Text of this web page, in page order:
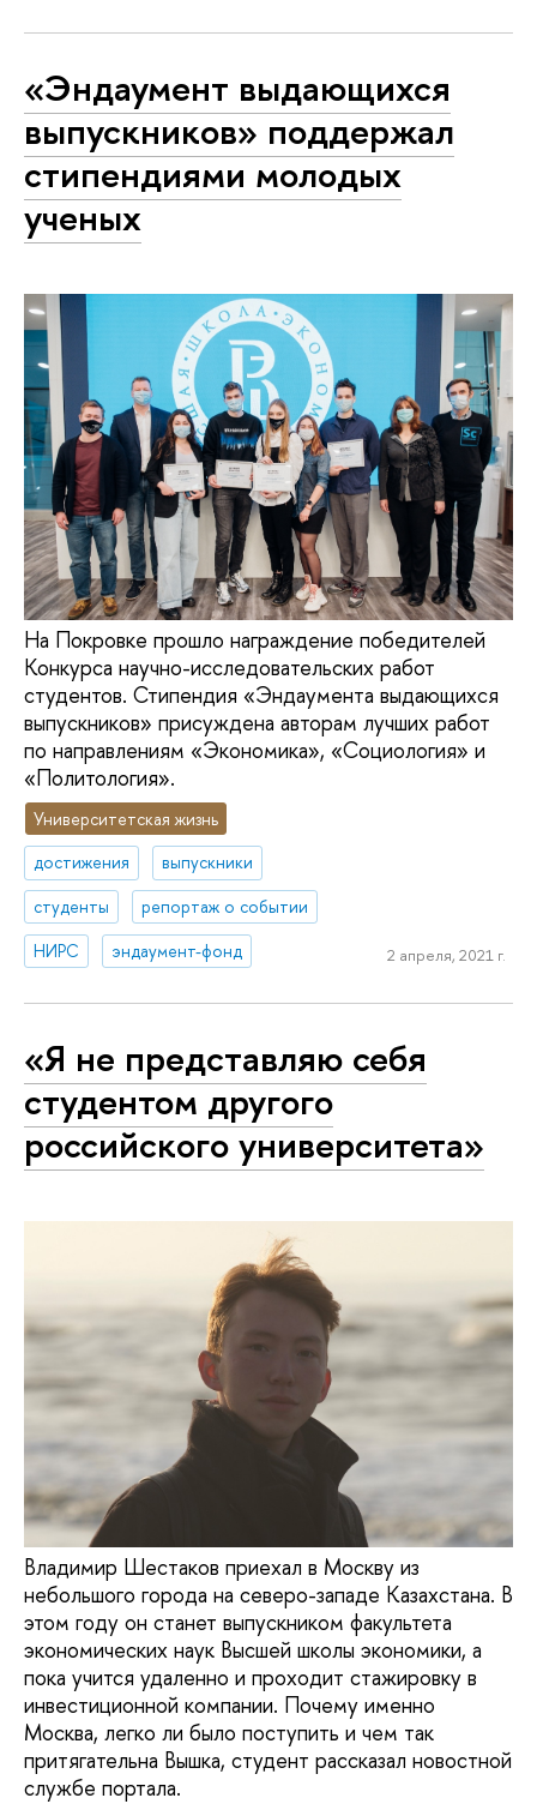
«Эндаумент выдающихся
выпускников» поддержал
стипендиями молодых
ученых
На Покровке прошло награждение победителей
Конкурса научно-исследовательских работ
студентов. Стипендия «Эндаумента выдающихся
выпускников» присуждена авторам лучших работ
по направлениям «Экономика», «Социология» и
«Политология».
Университетская жизнь
достижения
выпускники
студенты
репортаж о событии
НИРС
эндаумент-фонд 2 апреля, 2021 г.
«Я не представляю себя
студентом другого
российского университета»
Владимир Шестаков приехал в Москву из
небольшого города на северо-западе Казахстана. В
этом году он станет выпускником факультета
экономических наук Высшей школы экономики, а
пока учится удаленно и проходит стажировку в
инвестиционной компании. Почему именно
Москва, легко ли было поступить и чем так
притягательна Вышка, студент рассказал новостной
службе портала.